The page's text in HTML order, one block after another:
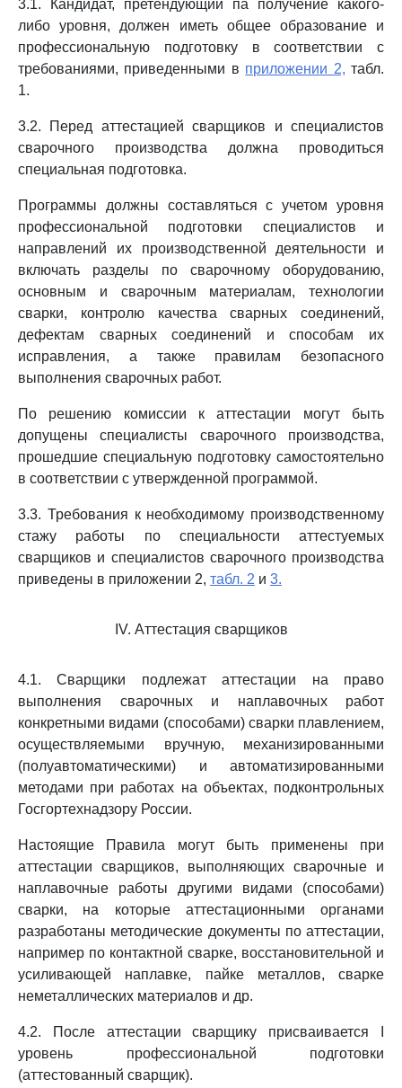
3.1. Кандидат, претендующий па получение какого-
либо уровня, должен иметь общее образование и
профессиональную подготовку в соответствии с
требованиями, приведенными в приложении 2, табл.
1.
3.2. Перед аттестацией сварщиков и специалистов
сварочного производства должна проводиться
специальная подготовка.
Программы должны составляться с учетом уровня
профессиональной подготовки специалистов и
направлений их производственной деятельности и
включать разделы по сварочному оборудованию,
основным и сварочным материалам, технологии
сварки, контролю качества сварных соединений,
дефектам сварных соединений и способам их
исправления, а также правилам безопасного
выполнения сварочных работ.
По решению комиссии к аттестации могут быть
допущены специалисты сварочного производства,
прошедшие специальную подготовку самостоятельно
в соответствии с утвержденной программой.
3.3. Требования к необходимому производственному
стажу работы по специальности аттестуемых
сварщиков и специалистов сварочного производства
приведены в приложении 2, табл. 2 и 3.
IV. Аттестация сварщиков
4.1. Сварщики подлежат аттестации на право
выполнения сварочных и наплавочных работ
конкретными видами (способами) сварки плавлением,
осуществляемыми вручную, механизированными
(полуавтоматическими) и автоматизированными
методами при работах на объектах, подконтрольных
Госгортехнадзору России.
Настоящие Правила могут быть применены при
аттестации сварщиков, выполняющих сварочные и
наплавочные работы другими видами (способами)
сварки, на которые аттестационными органами
разработаны методические документы по аттестации,
например по контактной сварке, восстановительной и
усиливающей наплавке, пайке металлов, сварке
неметаллических материалов и др.
4.2. После аттестации сварщику присваивается I
уровень профессиональной подготовки
(аттестованный сварщик).